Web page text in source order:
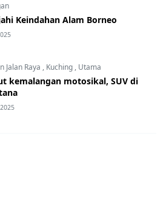
Keindahan Alam Borneo
Jalan Raya , Kuching, Utama
kemalangan motosikal, SUV di